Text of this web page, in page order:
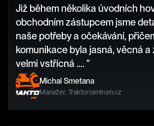
Již během několika úvodních
obchodním zástupcem jsme
naše potřeby a očekávání,
komunikace byla jasná, věcná a
velmi vstřícná …. "
Michal Smetana
Manažer, Traktorcentrum.cz